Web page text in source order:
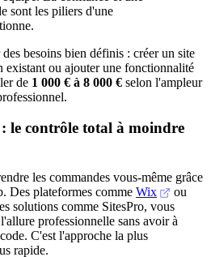
sont les piliers d'une
besoins bien définis : créer un site
existant ou ajouter une fonctionnalité
de 1 000 € à 8 000 € selon l'ampleur
le contrôle total à moindre
les commandes vous-même grâce
Des plateformes comme Wix
ou
solutions comme SitesPro, vous
professionnelle sans avoir à
C'est l'approche la plus
rapide.